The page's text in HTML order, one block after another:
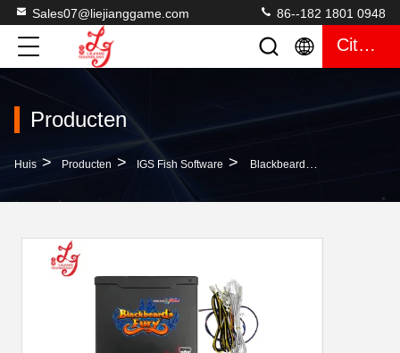
Sales07@liejianggame.com 86--182 1801 0948
Citaat
Producten
Huis > Producten > IGS Fish Software > Blackbeard's Fury IGS Mainboard GP1 Mainboard (Ocean King 3 Plus) Te Koop